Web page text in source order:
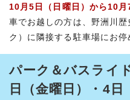
10月5日（日曜日）から10
車でお越しの方は、野洲川
ク）に隣接する駐車場にお停
パーク＆バスライ
日（金曜日）・4